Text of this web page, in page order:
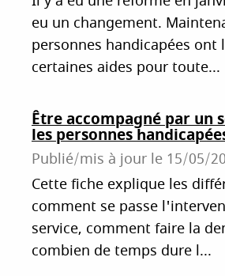
eu un changement.
personnes handicapées ont
certaines aides pour toute...
Être accompagné par un
les personnes
Publié/mis à jour le 15/05/
Cette fiche explique les
comment se passe
service, comment faire la
combien de temps dure l...